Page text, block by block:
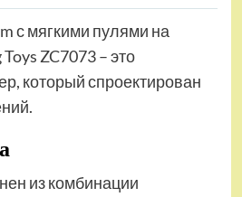
с мягкими пулями на
ZC7073 – это
который спроектирован
из комбинации